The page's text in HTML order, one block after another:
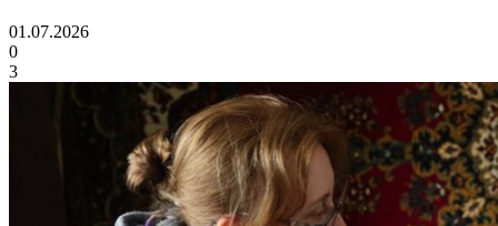
01.07.2026
0
3